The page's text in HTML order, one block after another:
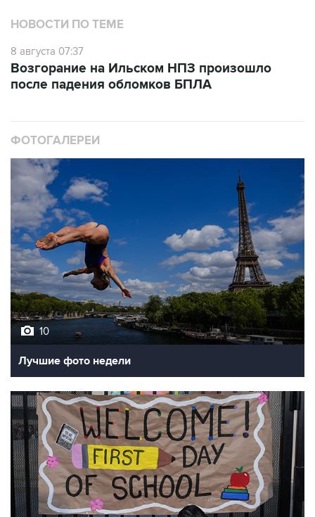
НОВОСТИ ПО ТЕМЕ
8 августа 07:37
Возгорание на Ильском НПЗ произошло
после падения обломков БПЛА
ФОТОГАЛЕРЕИ
10
Лучшие фото недели